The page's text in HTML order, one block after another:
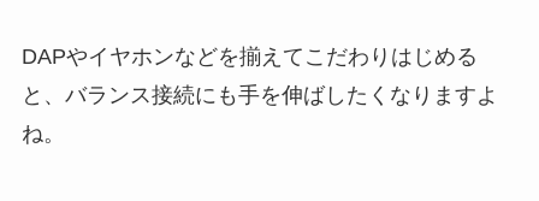
DAPやイヤホンなどを揃えてこだわりはじめる
と、バランス接続にも手を伸ばしたくなりますよ
ね。